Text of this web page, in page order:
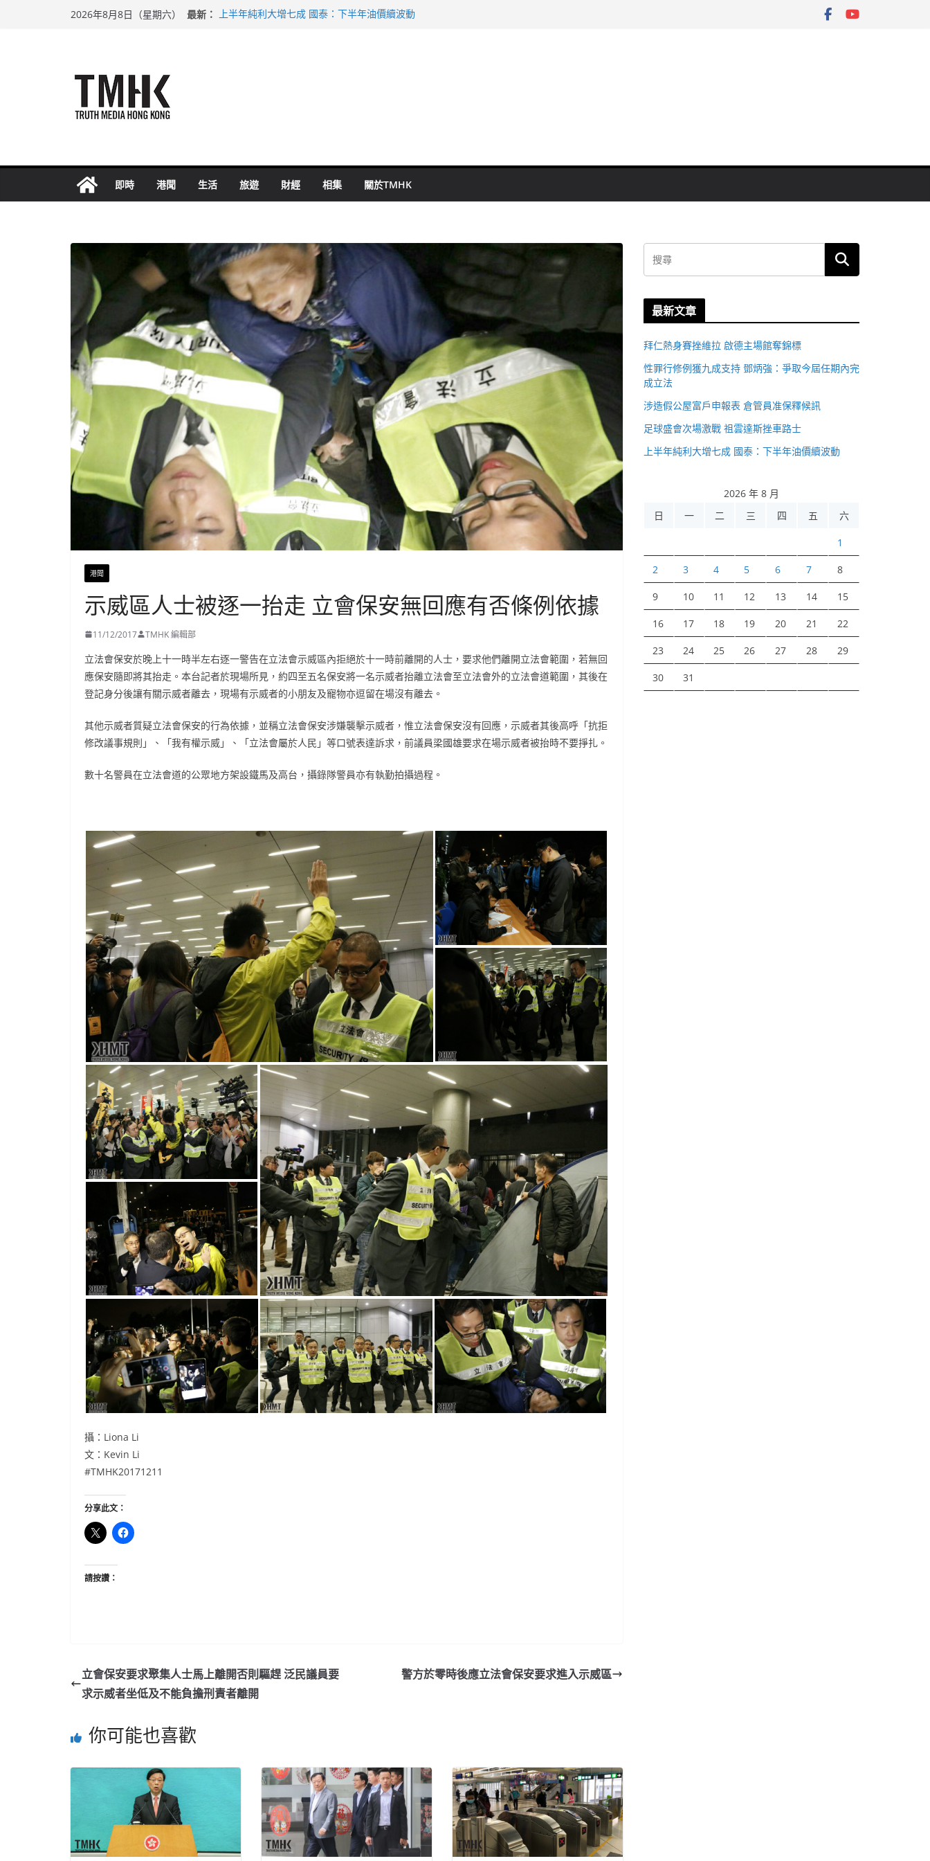
2026年8月8日（星期六） 最新：
上半年純利大增七成 國泰：下半年油價續波動
即時 港聞 生活 旅遊 財經 相集 關於TMHK
港聞
示威區人士被逐一抬走 立會保安無回應有否條例依據
11/12/2017 TMHK 編輯部
立法會保安於晚上十一時半左右逐一警告在立法會示威區內拒絕於十一時前離開的人士，要求他們離開立法會範圍，若無回
應保安隨即將其抬走。本台記者於現場所見，約四至五名保安將一名示威者抬離立法會至立法會外的立法會道範圍，其後在
登記身分後讓有關示威者離去，現場有示威者的小朋友及寵物亦逗留在場沒有離去。
其他示威者質疑立法會保安的行為依據，並稱立法會保安涉嫌襲擊示威者，惟立法會保安沒有回應，示威者其後高呼「抗拒
修改議事規則」、「我有權示威」、「立法會屬於人民」等口號表達訴求，前議員梁國雄要求在場示威者被抬時不要掙扎。
數十名警員在立法會道的公眾地方架設鐵馬及高台，攝錄隊警員亦有執勤拍攝過程。
攝：Liona Li
文：Kevin Li
#TMHK20171211
分享此文：
請按讚：
立會保安要求聚集人士馬上離開否則驅趕 泛民議員要
求示威者坐低及不能負擔刑責者離開
警方於零時後應立法會保安要求進入示威區
你可能也喜歡
最新文章
拜仁熱身賽挫維拉 啟德主場館奪錦標
性罪行修例獲九成支持 鄧炳強：爭取今屆任期內完
成立法
涉造假公屋富戶申報表 倉管員准保釋候訊
足球盛會次場激戰 祖雲達斯挫車路士
上半年純利大增七成 國泰：下半年油價續波動
2026 年 8 月
日
一 二 三 四 五 六
1
2 3 4 5 6 7 8
9 10 11 12 13 14 15
16 17 18 19 20 21 22
23 24 25 26 27 28 29
30 31